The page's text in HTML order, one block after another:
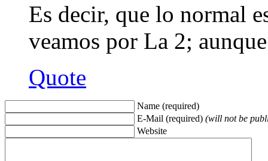
Es decir, que lo normal
veamos por La 2;
Quote
Name (required)
E-Mail (required) (will not be
Website